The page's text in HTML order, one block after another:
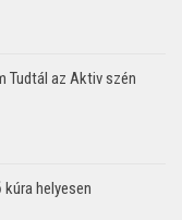
Tudtál az Aktiv szén
helyesen